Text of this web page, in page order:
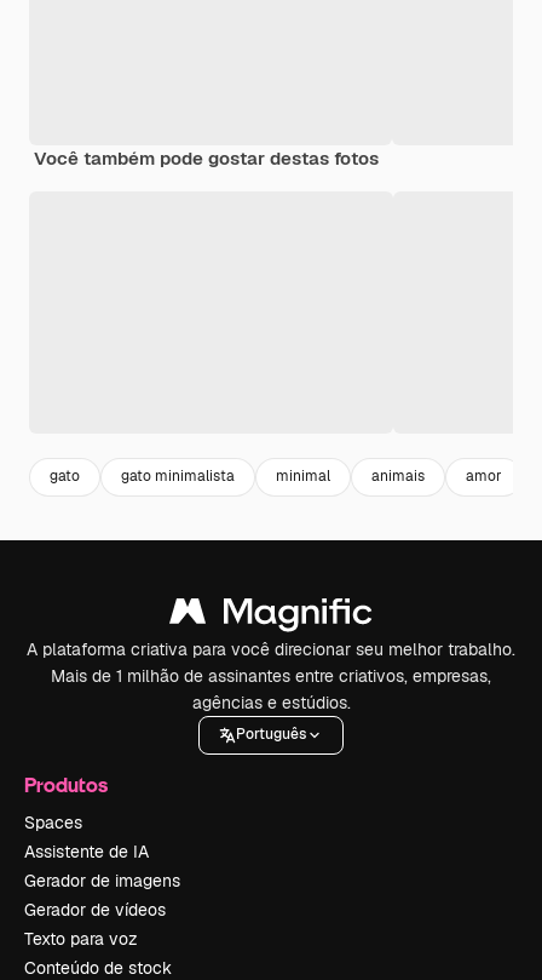
Você também pode gostar destas fotos
gato gato minimalista minimal animais amor
A plataforma criativa para você direcionar seu melhor trabalho.
Mais de 1 milhão de assinantes entre criativos, empresas,
agências e estúdios.
Português
Produtos
Spaces
Assistente de IA
Gerador de imagens
Gerador de vídeos
Texto para voz
Conteúdo de stock